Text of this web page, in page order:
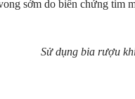
sớm do biến chứng tim
Sử dụng bia rượu